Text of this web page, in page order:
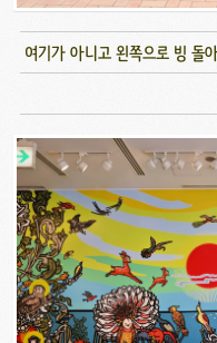
여기가 아니고 왼쪽으로 빙 돌